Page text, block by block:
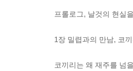
프롤로그, 날것의 현실
1장 밀렵과의 만남, 코
코끼리는 왜 재주를 넘